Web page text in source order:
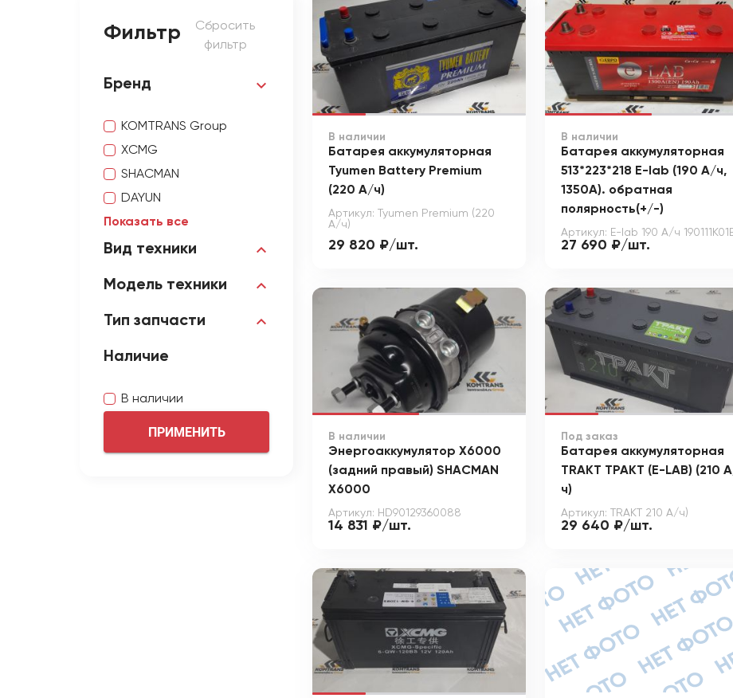
Фильтр
Сбросить
фильтр
Бренд
KOMTRANS Group
XCMG
SHACMAN
DAYUN
Показать все
Вид техники
Модель техники
Тип запчасти
Наличие
В наличии
ПРИМЕНИТЬ
В наличии
Батарея аккумуляторная
Tyumen Battery Premium
(220 А/ч)
Артикул: Tyumen Premium (220
А/ч)
29 820 ₽/шт.
В наличии
Батарея аккумуляторная
513*223*218 E-lab (190 А/ч,
1350А). обратная
полярность(+/-)
Артикул: E-lab 190 А/ч
27 690 ₽/шт.
В наличии
Энергоаккумулятор X6000
(задний правый) SHACMAN
X6000
Артикул: HD90129360088
14 831 ₽/шт.
Под заказ
Батарея аккумуляторная
TRAKT ТРАКТ (E-LAB) (210
ч)
Артикул: TRAKT 210 А/ч)
29 640 ₽/шт.